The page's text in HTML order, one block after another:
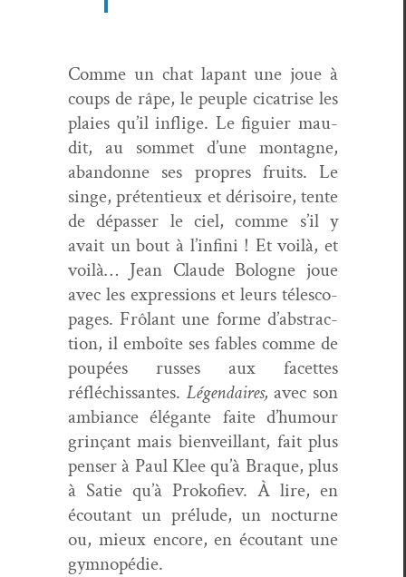
Comme un chat lapant une joue à
coups de râpe, le peu­ple cica­trise les
plaies qu’il inflige. Le figu­ier mau­
dit, au som­met d’une mon­tagne,
aban­donne ses pro­pres fruits. Le
singe, pré­ten­tieux et dérisoire, tente
de dépass­er le ciel, comme s’il y
avait un bout à l’in­fi­ni ! Et voilà, et
voilà… Jean Claude Bologne joue
avec les expres­sions et leurs téle­sco­
pages. Frôlant une forme d’ab­strac­
tion, il emboîte ses fables comme de
poupées russ­es aux facettes
réfléchissantes. Légendaires, avec son
ambiance élé­gante faite d’hu­mour
grinçant mais bien­veil­lant, fait plus
penser à Paul Klee qu’à Braque, plus
à Satie qu’à Prokofiev. À lire, en
écoutant un prélude, un noc­turne
ou, mieux encore, en écoutant une
gymnopédie.